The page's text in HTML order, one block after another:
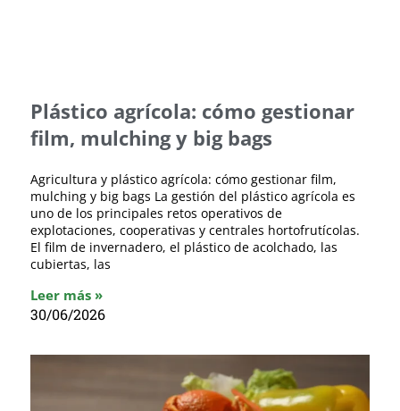
Plástico agrícola: cómo gestionar
film, mulching y big bags
Agricultura y plástico agrícola: cómo gestionar film,
mulching y big bags La gestión del plástico agrícola es
uno de los principales retos operativos de
explotaciones, cooperativas y centrales hortofrutícolas.
El film de invernadero, el plástico de acolchado, las
cubiertas, las
Leer más »
30/06/2026